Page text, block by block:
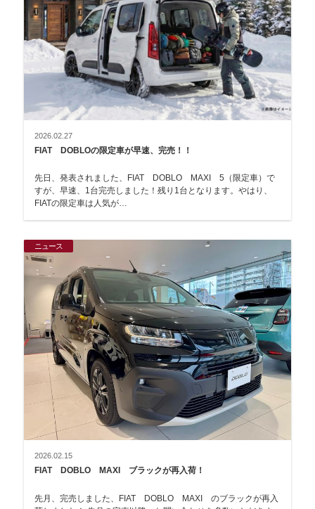
2026.02.27
FIAT DOBLOの限定車が早速、完売！！
先日、発表されました、FIAT DOBLO MAXI 5（限定車）で
すが、早速、1台完売しました！残り1台となります。やはり、
FIATの限定車は人気が…
ニュース
2026.02.15
FIAT DOBLO MAXI ブラックが再入荷！
先月、完売しました、FIAT DOBLO MAXI のブラックが再入